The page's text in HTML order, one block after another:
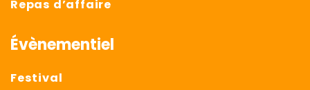
Repas d’affaire
Évènementiel
Festival